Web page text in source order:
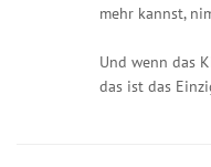
mehr kannst,
Und wenn das
das ist das